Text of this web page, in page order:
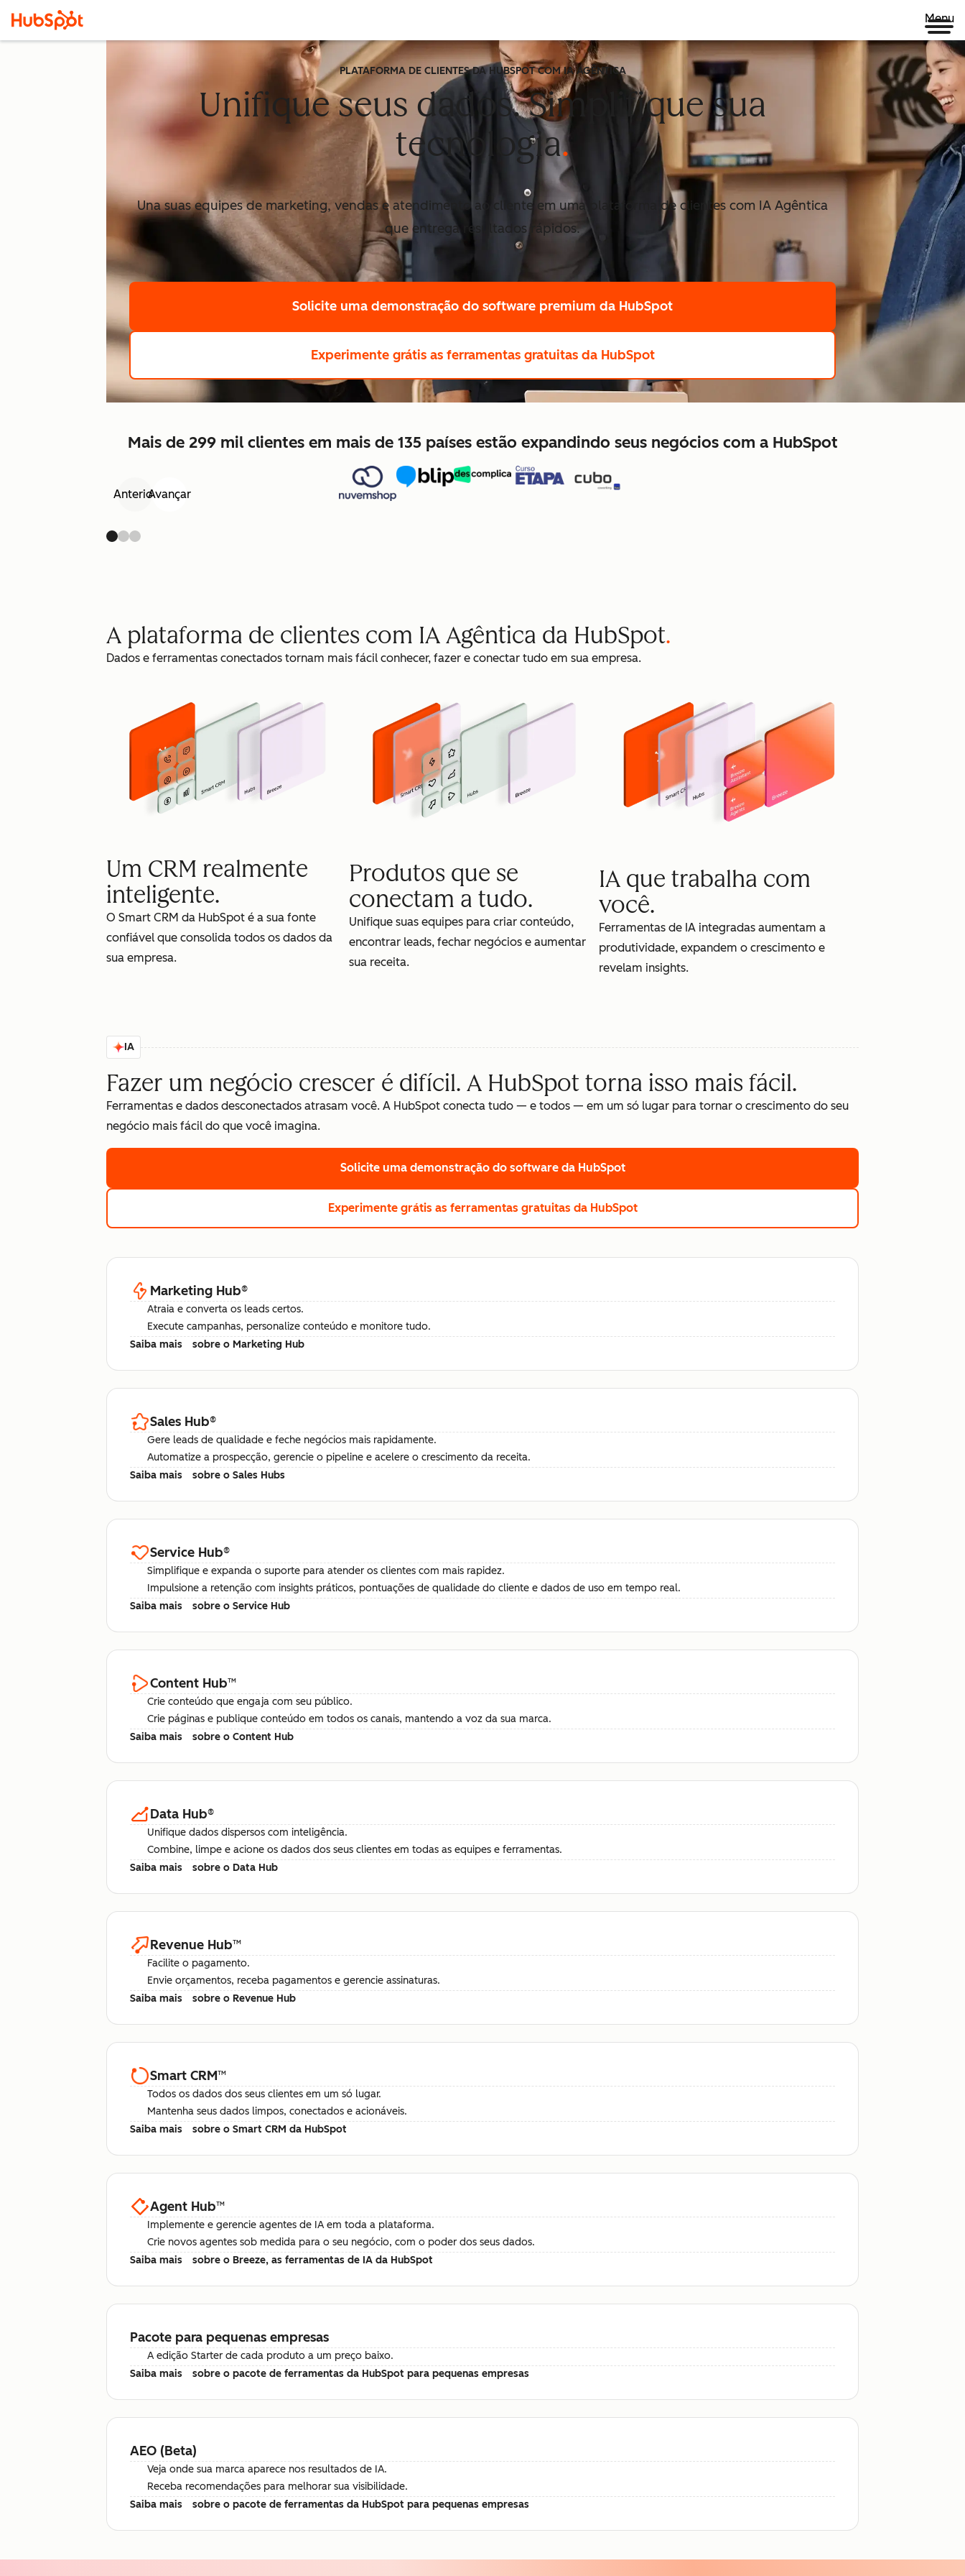
Menu
PLATAFORMA DE CLIENTES DA HUBSPOT COM IA AGÊNTICA
Unifique seus dados. Simplifique sua
tecnologia
Una suas equipes de marketing, vendas e atendimento ao cliente em uma plataforma de clientes com IA Agêntica
que entrega resultados rápidos.
Solicite uma demonstração do software premium da HubSpot
Experimente grátis as ferramentas gratuitas da HubSpot
Mais de 299 mil clientes em mais de 135 países estão expandindo seus negócios com a HubSpot
AnteriorAvançar
A plataforma de clientes com IA Agêntica da HubSpot
Dados e ferramentas conectados tornam mais fácil conhecer, fazer e conectar tudo em sua empresa.
Um CRM realmente
inteligente.
O Smart CRM da HubSpot é a sua fonte
confiável que consolida todos os dados da
sua empresa.
Produtos que se
conectam a tudo.
Unifique suas equipes para criar conteúdo,
encontrar leads, fechar negócios e aumentar
sua receita.
IA que trabalha com
você.
Ferramentas de IA integradas aumentam a
produtividade, expandem o crescimento e
revelam insights.
IA
Fazer um negócio crescer é difícil. A HubSpot torna isso mais fácil.
Ferramentas e dados desconectados atrasam você. A HubSpot conecta tudo — e todos — em um só lugar para tornar o crescimento do seu
negócio mais fácil do que você imagina.
Solicite uma demonstração do software da HubSpot
Experimente grátis as ferramentas gratuitas da HubSpot
Marketing Hub®
Atraia e converta os leads certos.
Execute campanhas, personalize conteúdo e monitore tudo.
Saiba mais
sobre o Marketing Hub
Sales Hub®
Gere leads de qualidade e feche negócios mais rapidamente.
Automatize a prospecção, gerencie o pipeline e acelere o crescimento da receita.
Saiba mais
sobre o Sales Hubs
Service Hub®
Simplifique e expanda o suporte para atender os clientes com mais rapidez.
Impulsione a retenção com insights práticos, pontuações de qualidade do cliente e dados de uso em tempo real.
Saiba mais
sobre o Service Hub
Content Hub™
Crie conteúdo que engaja com seu público.
Crie páginas e publique conteúdo em todos os canais, mantendo a voz da sua marca.
Saiba mais
sobre o Content Hub
Data Hub®
Unifique dados dispersos com inteligência.
Combine, limpe e acione os dados dos seus clientes em todas as equipes e ferramentas.
Saiba mais
sobre o Data Hub
Revenue Hub™
Facilite o pagamento.
Envie orçamentos, receba pagamentos e gerencie assinaturas.
Saiba mais
sobre o Revenue Hub
Smart CRM™
Todos os dados dos seus clientes em um só lugar.
Mantenha seus dados limpos, conectados e acionáveis.
Saiba mais
sobre o Smart CRM da HubSpot
Agent Hub™
Implemente e gerencie agentes de IA em toda a plataforma.
Crie novos agentes sob medida para o seu negócio, com o poder dos seus dados.
Saiba mais
sobre o Breeze, as ferramentas de IA da HubSpot
Pacote para pequenas empresas
A edição Starter de cada produto a um preço baixo.
Saiba mais
sobre o pacote de ferramentas da HubSpot para pequenas empresas
AEO (Beta)
Veja onde sua marca aparece nos resultados de IA.
Receba recomendações para melhorar sua visibilidade.
Saiba mais
sobre o pacote de ferramentas da HubSpot para pequenas empresas